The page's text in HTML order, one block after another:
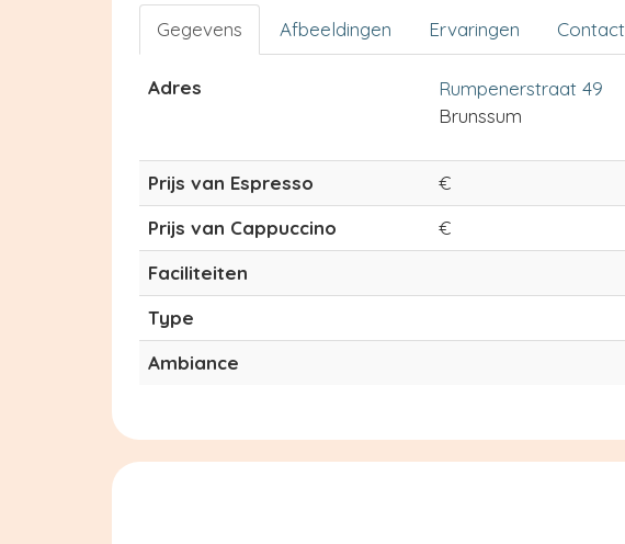
Gegevens Afbeeldingen Ervaringen Contact
Adres
Rumpenerstraat 49
Brunssum
Prijs van Espresso
€
Prijs van Cappuccino
€
Faciliteiten
Type
Ambiance